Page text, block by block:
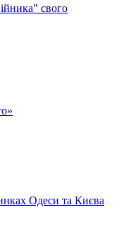
свого
Одеси та Києва